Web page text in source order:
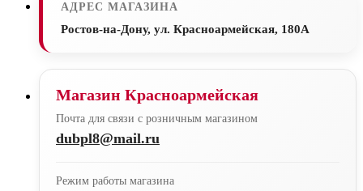
АДРЕС МАГАЗИНА
Ростов-на-Дону, ул. Красноармейская, 180А
Магазин Красноармейская
Почта для связи с розничным магазином
dubpl8@mail.ru
Режим работы магазина